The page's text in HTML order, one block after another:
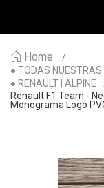
Home
● TODAS
● RENAULT | ALPINE
Renault F1 Team -
Monograma Logo